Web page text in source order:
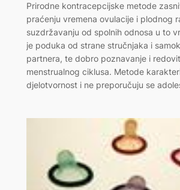
Prirodne kontracepcijske metode
praćenju vremena ovulacije i plodnog
suzdržavanju od spolnih odnosa u to
je poduka od strane stručnjaka i
partnera, te dobro poznavanje i
menstrualnog ciklusa. Metode
djelotvornost i ne preporučuju se